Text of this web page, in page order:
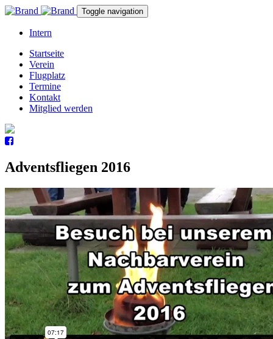
Toggle navigation
Intern
Startseite
Verein
Flugplatz
Termine
Kontakt
Mitglied werden
Adventsfliegen 2016